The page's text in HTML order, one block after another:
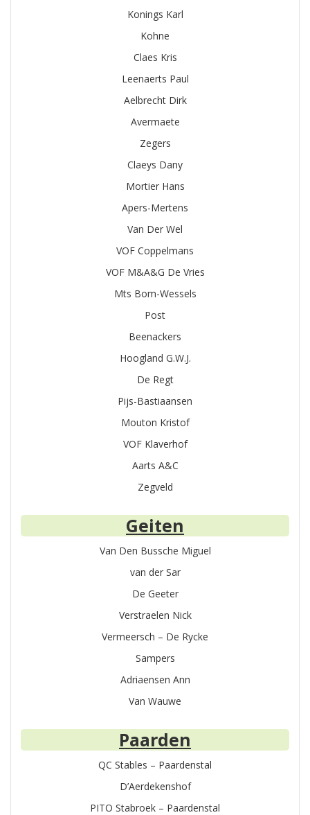
Konings Karl
Kohne
Claes Kris
Leenaerts Paul
Aelbrecht Dirk
Avermaete
Zegers
Claeys Dany
Mortier Hans
Apers-Mertens
Van Der Wel
VOF Coppelmans
VOF M&A&G De Vries
Mts Bom-Wessels
Post
Beenackers
Hoogland G.W.J.
De Regt
Pijs-Bastiaansen
Mouton Kristof
VOF Klaverhof
Aarts A&C
Zegveld
Geiten
Van Den Bussche Miguel
van der Sar
De Geeter
Verstraelen Nick
Vermeersch – De Rycke
Sampers
Adriaensen Ann
Van Wauwe
Paarden
QC Stables – Paardenstal
D’Aerdekenshof
PITO Stabroek – Paardenstal